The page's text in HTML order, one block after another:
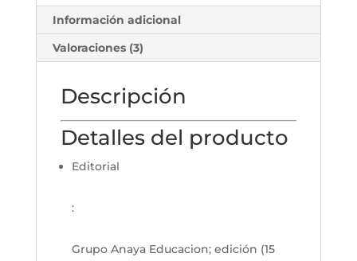
Información adicional
Valoraciones (3)
Descripción
Detalles del producto
Editorial
:
Grupo Anaya Educacion; edición (15